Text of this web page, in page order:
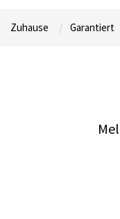
Zuhause Garantiert